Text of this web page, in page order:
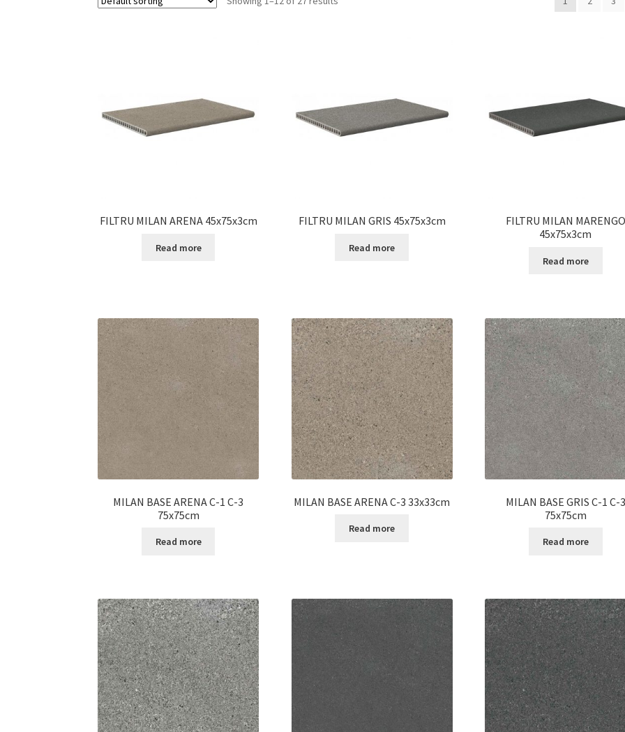
FILTRU MILAN ARENA 45x75x3cm
Read more
FILTRU MILAN GRIS 45x75x3cm
Read more
FILTRU MILAN MARENGO
45x75x3cm
Read more
MILAN BASE ARENA C-1 C-3
75x75cm
Read more
MILAN BASE ARENA C-3 33x33cm
Read more
MILAN BASE GRIS C-1 C-3
75x75cm
Read more